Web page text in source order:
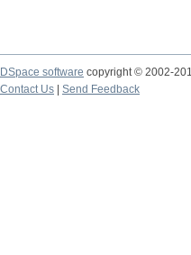
DSpace software copyright © 2002-
Contact Us
Send Feedback